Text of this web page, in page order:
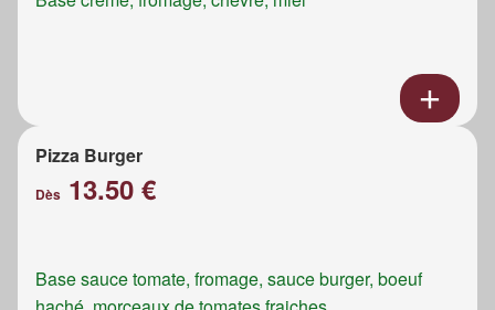
Pizza Burger
Dès 13.50 €
Base sauce tomate, fromage, sauce burger, boeuf